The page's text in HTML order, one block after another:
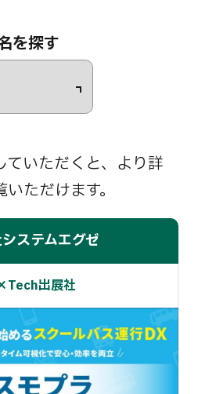
を探す
いただくと、より詳
ただけます。
ステムエグゼ
出展社